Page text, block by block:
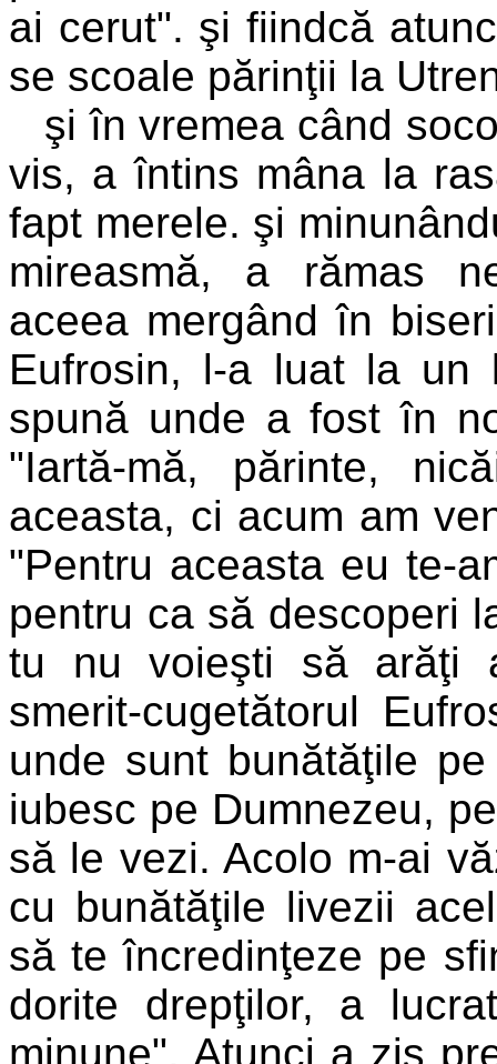
ai cerut". şi fiindcă
se scoale părinţii la
şi în vremea când
vis, a întins mâna la
fapt merele. şi
mireasmă, a rămas
aceea mergând în
Eufrosin, l-a luat la
spună unde a fost în
"Iartă-mă, părinte,
aceasta, ci acum am
"Pentru aceasta eu te-
pentru ca să descoperi
tu nu voieşti să arăţi
smerit-cugetătorul
unde sunt bunătăţile
iubesc pe Dumnezeu,
să le vezi. Acolo m-ai
cu bunătăţile livezii
să te încredinţeze pe
dorite drepţilor, a
minune". Atunci a zis